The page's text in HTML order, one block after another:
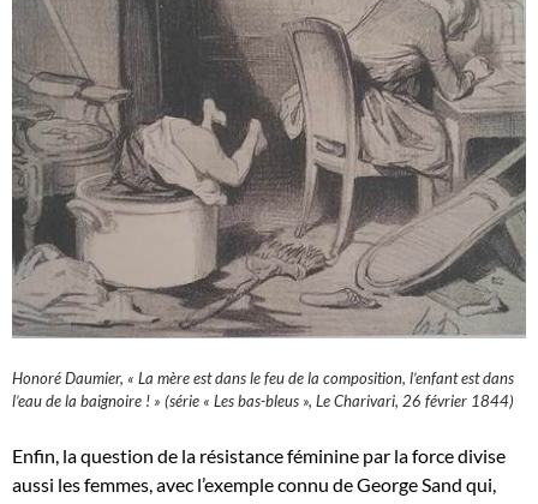
Honoré Daumier, « La mère est dans le feu de la composition, l’enfant est dans
l’eau de la baignoire ! » (série « Les bas-bleus », Le Charivari, 26 février 1844)
Enfin, la question de la résistance féminine par la force divise
aussi les femmes, avec l’exemple connu de George Sand qui,